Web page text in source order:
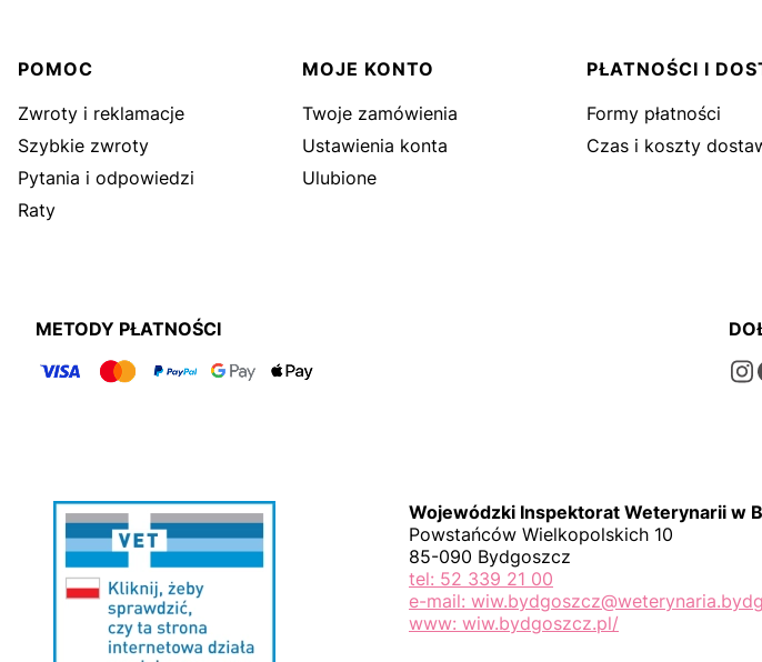
Linki w stopce
POMOC
Zwroty i reklamacje
Szybkie zwroty
Pytania i odpowiedzi
Raty
MOJE KONTO
Twoje zamówienia
Ustawienia konta
Ulubione
PŁATNOŚCI I
Formy płatności
Czas i koszty
METODY PŁATNOŚCI
Wojewódzki Inspektorat Weterynarii w
Powstańców Wielkopolskich 10
85-090 Bydgoszcz
tel: 52 339 21 00
e-mail:
www: wiw.bydgoszcz.pl/